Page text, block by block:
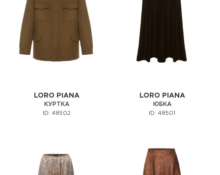
LORO PIANA
КУРТКА
ID: 48502
LORO PIANA
ЮБКА
ID: 48501